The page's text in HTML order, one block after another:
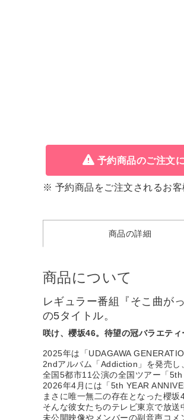
予約商品のご注文
※ 予約商品をご注文されるお客
商品の詳細
商品について
レギュラー番組『そこ曲が
の5タイトル。
咲け、櫻坂46。待望の冠バラエテ
2025年は「UDAGAWA
2ndアルバム「Addiction」を発売
全国5都市11公演の全国ツアー「
2026年4月には「5th YEAR
まさに唯一無二の存在となった櫻坂
そんな彼女たちのテレビ東京で放
未公開映像やメンバーの副音声コメ